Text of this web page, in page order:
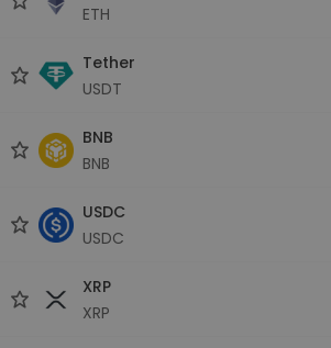
ETH
Tether
USDT
BNB
BNB
USDC
USDC
XRP
XRP